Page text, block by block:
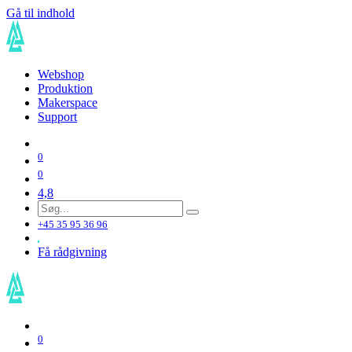
Gå til indhold
Webshop
Produktion
Makerspace
Support
0
0
4,8
+45 35 95 36 96
Få rådgivning
0